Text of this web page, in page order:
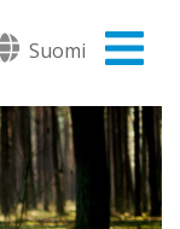
Suomi